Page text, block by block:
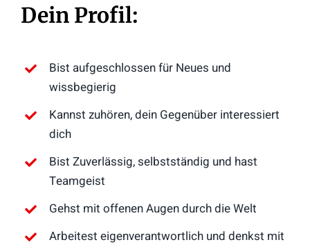
Dein Profil:
Bist aufgeschlossen für Neues und
wissbegierig
Kannst zuhören, dein Gegenüber interessiert
dich
Bist Zuverlässig, selbstständig und hast
Teamgeist
Gehst mit offenen Augen durch die Welt
Arbeitest eigenverantwortlich und denkst mit